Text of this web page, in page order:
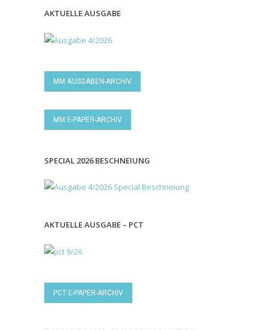
AKTUELLE AUSGABE
MM AUSGABEN-ARCHIV
MM E-PAPER-ARCHIV
SPECIAL 2026 BESCHNEIUNG
AKTUELLE AUSGABE – PCT
PCT E-PAPER-ARCHIV